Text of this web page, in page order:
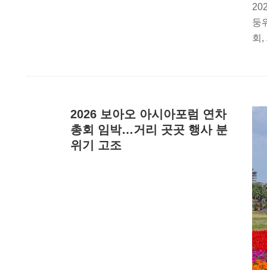
둥
회,
2026 보아오 아시아포럼 연차
총회 임박…거리 곳곳 행사 분
위기 고조